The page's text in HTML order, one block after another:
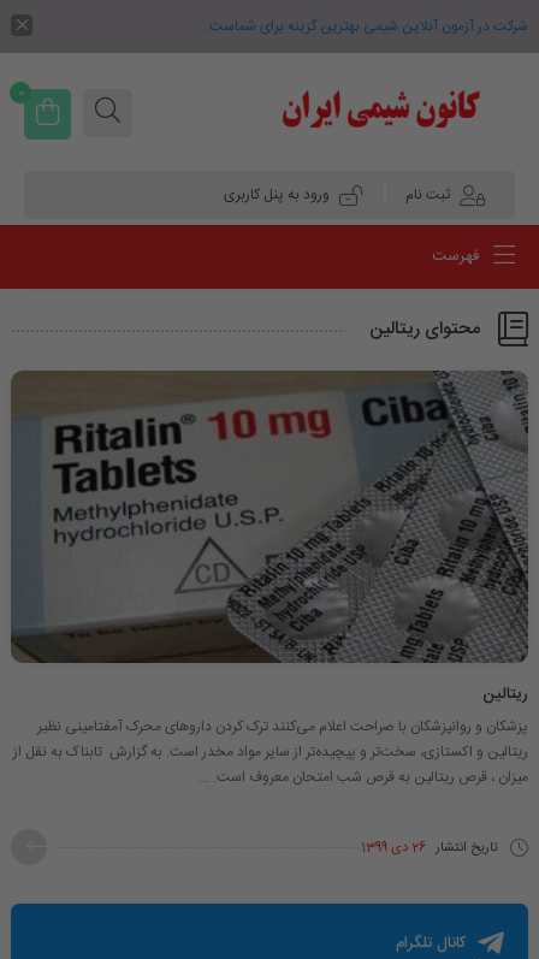
شرکت در آزمون آنلاین شیمی بهترین گزینه برای شماست .
ثبت نام ورود به پنل کاربری
0
فهرست
محتوای ریتالین
ریتالین
پزشکان و روانپزشکان با صراحت اعلام می‌کنند ترک کردن داروهای محرک آمفتامینی نظیر
ریتالین و اکستازی، سخت‌تر و پیچیده‌تر از سایر مواد مخدر است. به گزارش تابناک به نقل از
میزان ، قرص ریتالین به قرص شب امتحان معروف است. ...
تاریخ انتشار 26 دی 1399
کانال تلگرام